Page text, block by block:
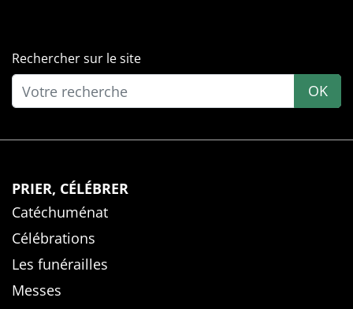
Rechercher sur le site
OK
PRIER, CÉLÉBRER
Catéchuménat
Célébrations
Les funérailles
Messes